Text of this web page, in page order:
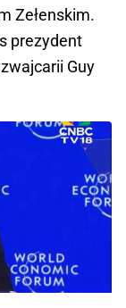
Zełenskim.
prezydent
Guy